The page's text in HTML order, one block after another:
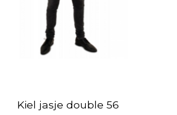
Kiel jasje double 56